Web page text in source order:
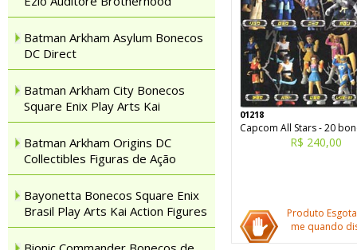
Batman Arkham Asylum Bonecos
DC Direct
Batman Arkham City Bonecos
Square Enix Play Arts Kai
Batman Arkham Origins DC
Collectibles Figuras de Ação
Bayonetta Bonecos Square Enix
Brasil Play Arts Kai Action Figures
01218
Capcom All Stars - 20
R$ 240,00
Produto
me quando